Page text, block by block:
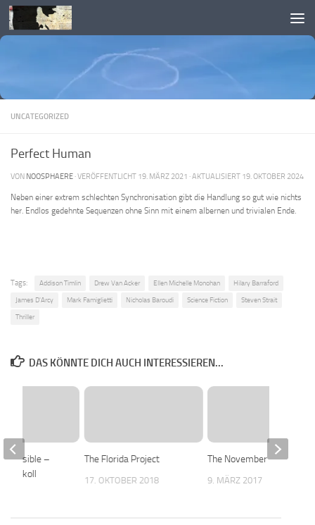
Skip to content
UNCATEGORIZED
Perfect Human
VON NOOSPHAERE · VERÖFFENTLICHT 19. MÄRZ 2021 · AKTUALISIERT 19. OKTOBER 2024
Neben einer extrem schlechten Synchronisation gibt die Handlung so gut wie nichts
her. Endlos gedehnte Sequenzen ohne Sinn mit einem albernen und trivialen Ende.
Tags: Addison Timlin Drew Van Acker Ellen Michelle Monohan Hilary Barraford
James D'Arcy Mark Famiglietti Nicholas Baroudi Science Fiction Steven Strait
Thriller
DAS KÖNNTE DICH AUCH INTERESSIEREN...
The Florida Project
17. OKTOBER 2018
The November Man
9. MÄRZ 2017
–